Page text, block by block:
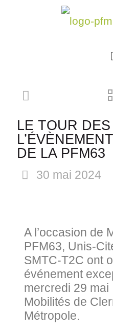
LE TOUR
DE LA PFM63
30 mai 2024
A l’occasion de
PFM63, Unis-
SMTC-T2C ont
événement
mercredi 29 mai
Mobilités de
Métropole.